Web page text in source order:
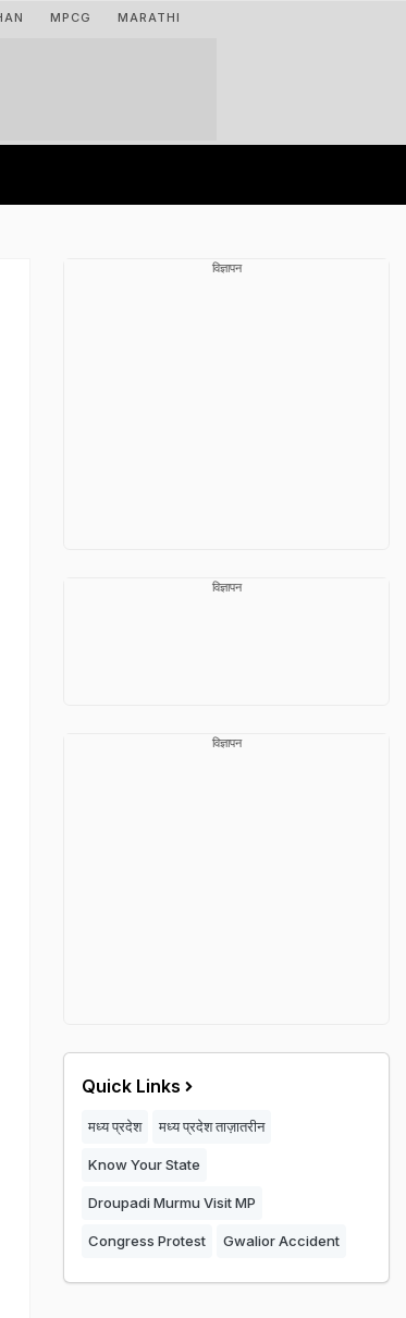
MPCG MARATHI
विज्ञापन
विज्ञापन
विज्ञापन
Quick Links
मध्य प्रदेश मध्य प्रदेश ताज़ातरीन
Know Your State
Droupadi Murmu Visit MP
Congress Protest Gwalior Accident